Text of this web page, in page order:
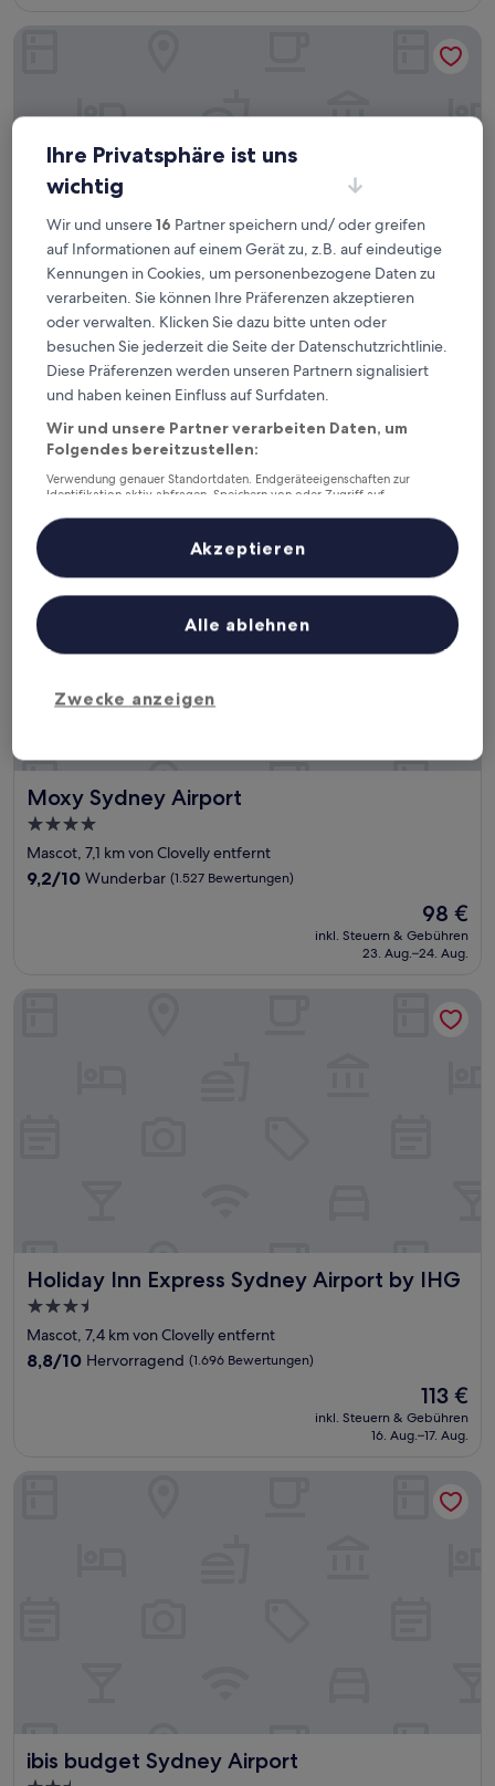
Meriton Suites Bondi Junction
Meriton Suites Bondi Junction
5.0-
Sterne-
Unterkunft
2,7 km von Clovelly entfernt
Hervorragend,
(1.560
Bewertungen)
8,6/10 Hervorragend (1.560 Bewertungen)
16. Aug.–17. Aug.
Moxy Sydney Airport
Moxy Sydney Airport
4.0-
Sterne-
Unterkunft
Mascot, 7,1 km von Clovelly entfernt
9.2
9,2/10 Wunderbar (1.527 Bewertungen)
Der
Preis
beträgt
98 €
inkl. Steuern & Gebühren
23. Aug.–24. Aug.
Moxy Sydney Airport
Holiday Inn Express Sydney Airport by IHG
Holiday Inn Express Sydney Airport by IHG
3.5-
Sterne-
Unterkunft
Mascot, 7,4 km von Clovelly entfernt
8.8
8,8/10 Hervorragend (1.696 Bewertungen)
Der
Preis
beträgt
113 €
inkl. Steuern & Gebühren
16. Aug.–17. Aug.
ibis budget Sydney Airport
ibis budget Sydney Airport
ibis budget Sydney Airport
Ihre Privatsphäre ist uns
wichtig
Wir und unsere16 Partner speichern und/ oder greifen
auf Informationen auf einem Gerät zu, z.B. auf eindeutige
Kennungen in Cookies, um personenbezogene Daten zu
verarbeiten. Sie können Ihre Präferenzen akzeptieren
oder verwalten. Klicken Sie dazu bitte unten oder
besuchen Sie jederzeit die Seite der Datenschutzrichtlinie.
Diese Präferenzen werden unseren Partnern signalisiert
und haben keinen Einfluss auf Surfdaten.
Wir und unsere Partner verarbeiten Daten, um
Folgendes bereitzustellen:
Verwendung genauer Standortdaten. Endgeräteeigenschaften zur
Identifikation aktiv abfragen. Speichern von oder Zugriff auf
Inhalte, Messung von Werbeleistung und der Performance von Inhalten,
Zielgruppenforschung sowie Entwicklung und Verbesserung von
Liste der Partner (Lieferanten)
Zwecke anzeigen
Alle ablehnen
Akzeptieren